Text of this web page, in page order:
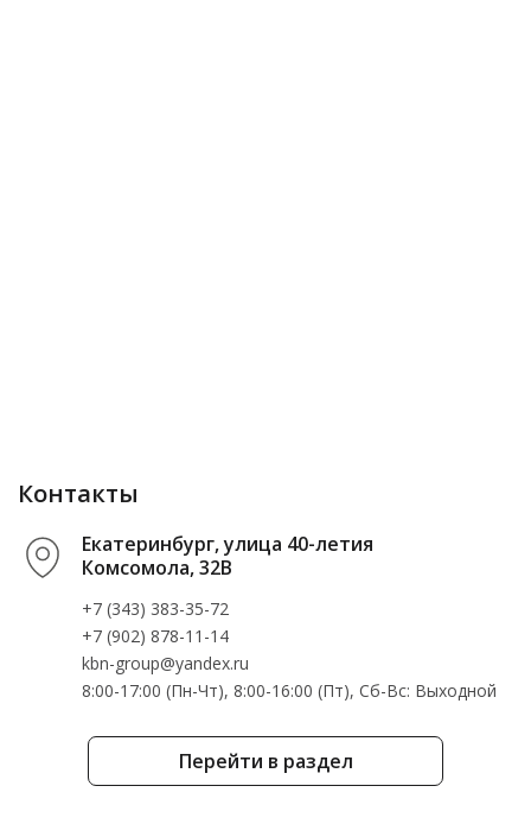
Перейти в раздел
Контакты
Екатеринбург, улица 40-летия
Комсомола, 32В
+7 (343) 383-35-72
+7 (902) 878-11-14
kbn-group@yandex.ru
8:00-17:00 (Пн-Чт), 8:00-16:00 (Пт), Cб-Вс: Выходной